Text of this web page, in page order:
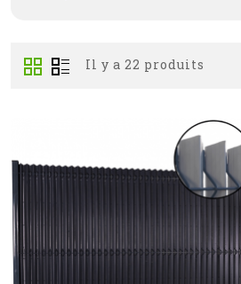
Il y a 22 produits